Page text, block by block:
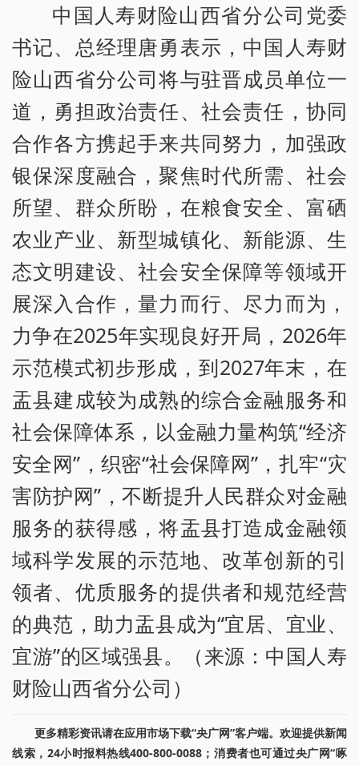
中国人寿财险山西省分公司党委
书记、总经理唐勇表示，中国人寿财
险山西省分公司将与驻晋成员单位一
道，勇担政治责任、社会责任，协同
合作各方携起手来共同努力，加强政
银保深度融合，聚焦时代所需、社会
所望、群众所盼，在粮食安全、富硒
农业产业、新型城镇化、新能源、生
态文明建设、社会安全保障等领域开
展深入合作，量力而行、尽力而为，
力争在2025年实现良好开局，2026年
示范模式初步形成，到2027年末，在
盂县建成较为成熟的综合金融服务和
社会保障体系，以金融力量构筑“经济
安全网”，织密“社会保障网”，扎牢“灾
害防护网”，不断提升人民群众对金融
服务的获得感，将盂县打造成金融领
域科学发展的示范地、改革创新的引
领者、优质服务的提供者和规范经营
的典范，助力盂县成为“宜居、宜业、
宜游”的区域强县。（来源：中国人寿
财险山西省分公司）
更多精彩资讯请在应用市场下载“央广网”客户端。欢迎提供新闻
线索，24小时报料热线400-800-0088；消费者也可通过央广网“啄